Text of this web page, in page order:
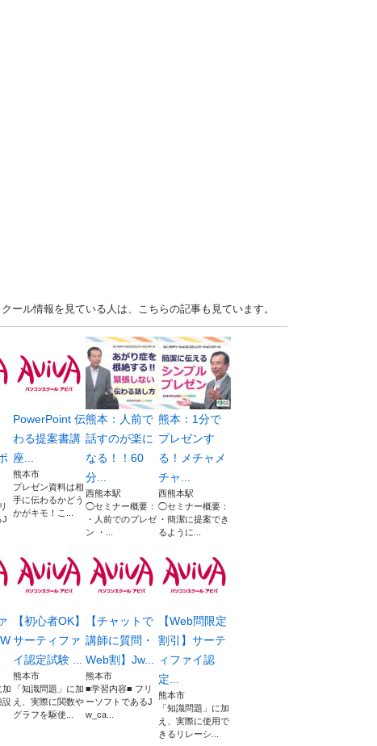
ル情報を見ている人は、こちらの記事も見ています。
J
PowerPoint 伝
わる提案書講
座...
熊本市
プレゼン資料は相
手に伝わるかどう
かがキモ！こ...
熊本：人前で
話すのが楽に
なる！！60
分...
西熊本駅
◯セミナー概要：
・人前でのプレゼ
ン ・...
熊本：1分で
プレゼンす
る！メチャメ
チャ...
西熊本駅
◯セミナー概要：
・簡潔に提案でき
るように...
加
設
【初心者OK】
サーティファ
イ認定試験 ...
熊本市
「知識問題」に加
え、実際に関数や
グラフを駆使...
【チャットで
講師に質問・
Web割】Jw...
熊本市
■学習内容■ フリ
ーソフトであるJ
w_ca...
【Web問限定
割引】サーテ
ィファイ認
定...
熊本市
「知識問題」に加
え、実際に使用で
きるリレーシ...